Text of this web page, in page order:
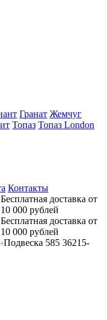
Гранат Жемчуг
Топаз Топаз London
Контакты
Бесплатная доставка от
000 рублей
Бесплатная доставка от
000 рублей
Подвеска 585 36215-